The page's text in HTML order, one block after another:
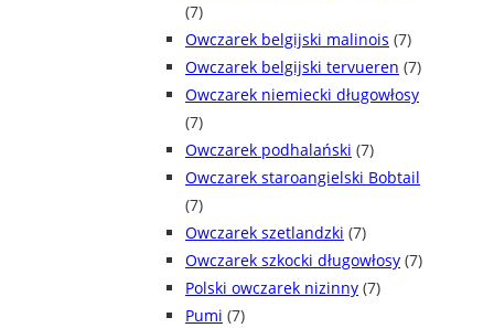
(7)
Owczarek belgijski malinois (7)
Owczarek belgijski tervueren (7)
Owczarek niemiecki długowłosy
(7)
Owczarek podhalański (7)
Owczarek staroangielski Bobtail
(7)
Owczarek szetlandzki (7)
Owczarek szkocki długowłosy (7)
Polski owczarek nizinny (7)
Pumi (7)